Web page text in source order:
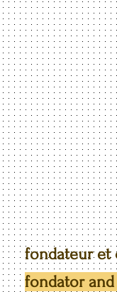
fondateur et
fondator